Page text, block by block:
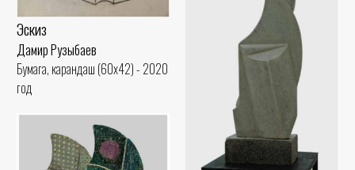
Эскиз
Дамир Рузыбаев
Бумага, карандаш (60x42) - 2020
год